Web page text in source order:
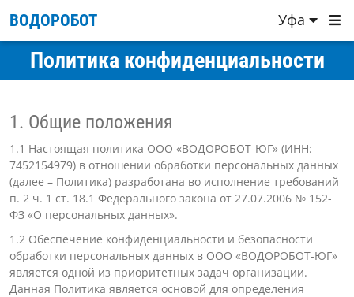
ВОДОРОБОТ Уфа
Политика конфиденциальности
1. Общие положения
1.1 Настоящая политика ООО «ВОДОРОБОТ-ЮГ» (ИНН:
7452154979) в отношении обработки персональных данных
(далее – Политика) разработана во исполнение требований
п. 2 ч. 1 ст. 18.1 Федерального закона от 27.07.2006 № 152-
ФЗ «О персональных данных».
1.2 Обеспечение конфиденциальности и безопасности
обработки персональных данных в ООО «ВОДОРОБОТ-ЮГ»
является одной из приоритетных задач организации.
Данная Политика является основой для определения